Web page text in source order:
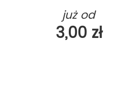
już od
3,00 zł